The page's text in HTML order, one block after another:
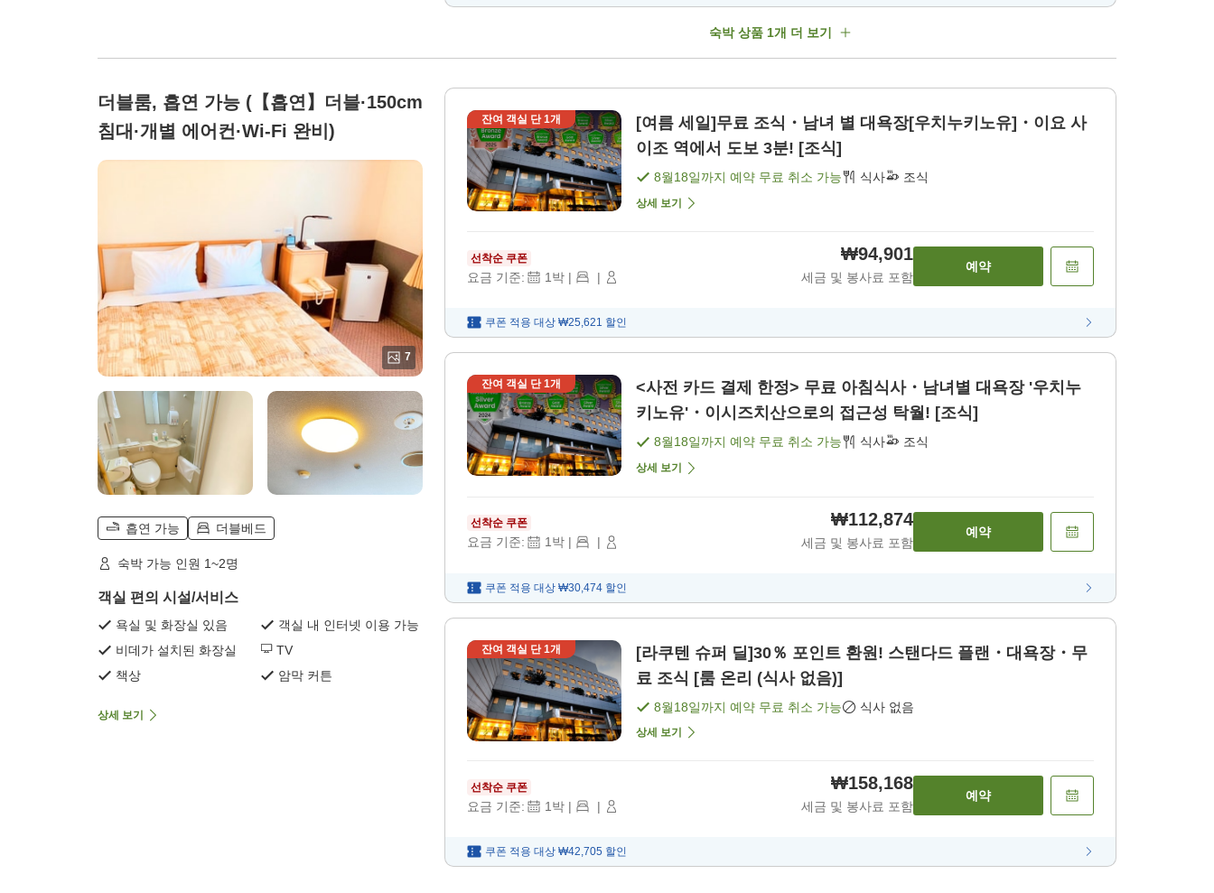
숙박 상품 1개 더 보기
더블룸, 흡연 가능 (【흡연】더블·150cm
침대·개별 에어컨·Wi-Fi 완비)
7
흡연 가능 더블베드
숙박 가능 인원 1~2명
객실 편의 시설/서비스
욕실 및 화장실 있음
객실 내 인터넷 이용 가능
비데가 설치된 화장실
TV
책상
암막 커튼
상세 보기
잔여 객실 단1개
[여름 세일]무료 조식・남녀 별 대욕장[우치누키노유]・이요 사
이조 역에서 도보 3분! [조식]
8월18일까지 예약 무료 취소 가능 식사 조식
상세 보기
선착순 쿠폰
요금 기준: 1박 | |
₩94,901
세금 및 봉사료 포함
예약
쿠폰 적용 대상 ₩25,621 할인
잔여 객실 단1개
<사전 카드 결제 한정> 무료 아침식사・남녀별 대욕장 '우치누
키노유'・이시즈치산으로의 접근성 탁월! [조식]
8월18일까지 예약 무료 취소 가능 식사 조식
상세 보기
선착순 쿠폰
요금 기준: 1박 | |
₩112,874
세금 및 봉사료 포함
예약
쿠폰 적용 대상 ₩30,474 할인
잔여 객실 단1개
[라쿠텐 슈퍼 딜]30％ 포인트 환원! 스탠다드 플랜・대욕장・무
료 조식 [룸 온리 (식사 없음)]
8월18일까지 예약 무료 취소 가능 식사 없음
상세 보기
선착순 쿠폰
요금 기준: 1 박 | |
₩158,168
세금 및 봉사료 포함
예약
쿠폰 적용 대상 ₩42,705 할인